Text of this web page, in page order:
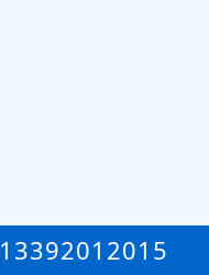
13392012015